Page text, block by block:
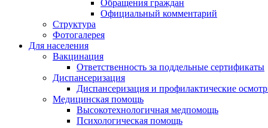
Обращения граждан
Официальный комментарий
Структура
Фотогалерея
Для населения
Вакцинация
Ответственность за поддельные сертификаты
Диспансеризация
Диспансеризация и профилактические
Медицинская помощь
Высокотехнологичная медпомощь
Психологическая помощь